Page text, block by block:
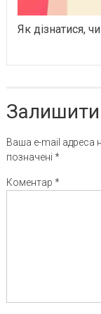
Як дізнатися,
Залишити
Ваша e-mail адреса
позначені *
Коментар *